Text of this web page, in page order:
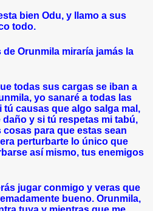
bien Odu, y llamo a sus
todo.
Orunmila miraría jamás la
todas sus cargas se iban a
yo sanaré a todas las
tú causas que algo salga mal,
y si tú respetas mi tabú,
para que estas sean
perturbarte lo único que
así mismo, tus enemigos
jugar conmigo y veras que
bueno. Orunmila,